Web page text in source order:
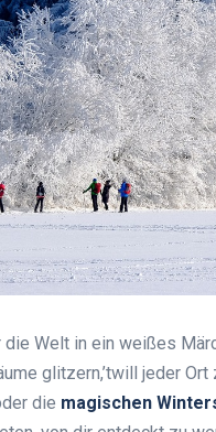
Welt in ein weißes
glitzern,’twill jeder Ort
die magischen